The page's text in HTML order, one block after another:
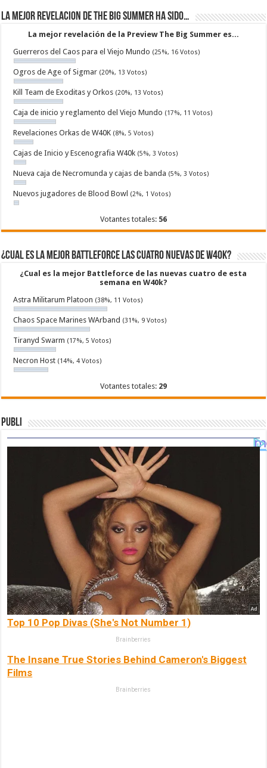
La mejor revelacion de The Big Summer ha sido…
La mejor revelación de la Preview The Big Summer es...
Guerreros del Caos para el Viejo Mundo (25%, 16 Votos)
Ogros de Age of Sigmar (20%, 13 Votos)
Kill Team de Exoditas y Orkos (20%, 13 Votos)
Caja de inicio y reglamento del Viejo Mundo (17%, 11 Votos)
Revelaciones Orkas de W40K (8%, 5 Votos)
Cajas de Inicio y Escenografia W40k (5%, 3 Votos)
Nueva caja de Necromunda y cajas de banda (5%, 3 Votos)
Nuevos jugadores de Blood Bowl (2%, 1 Votos)
Votantes totales: 56
¿Cual es la mejor Battleforce las cuatro nuevas de W40k?
¿Cual es la mejor Battleforce de las nuevas cuatro de esta
semana en W40k?
Astra Militarum Platoon (38%, 11 Votos)
Chaos Space Marines WArband (31%, 9 Votos)
Tiranyd Swarm (17%, 5 Votos)
Necron Host (14%, 4 Votos)
Votantes totales: 29
Publi
Top 10 Pop Divas (She's Not Number 1)
Brainberries
The Insane True Stories Behind Cameron's Biggest
Films
Brainberries